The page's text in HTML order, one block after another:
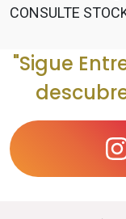
CONSULTE
"Sigue